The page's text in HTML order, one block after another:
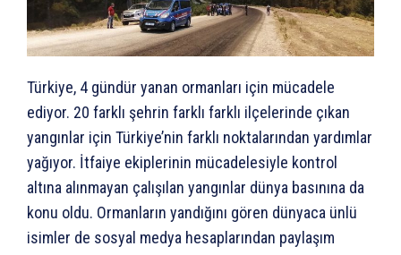
Türkiye, 4 gündür yanan ormanları için mücadele
ediyor. 20 farklı şehrin farklı farklı ilçelerinde çıkan
yangınlar için Türkiye’nin farklı noktalarından yardımlar
yağıyor. İtfaiye ekiplerinin mücadelesiyle kontrol
altına alınmayan çalışılan yangınlar dünya basınına da
konu oldu. Ormanların yandığını gören dünyaca ünlü
isimler de sosyal medya hesaplarından paylaşım